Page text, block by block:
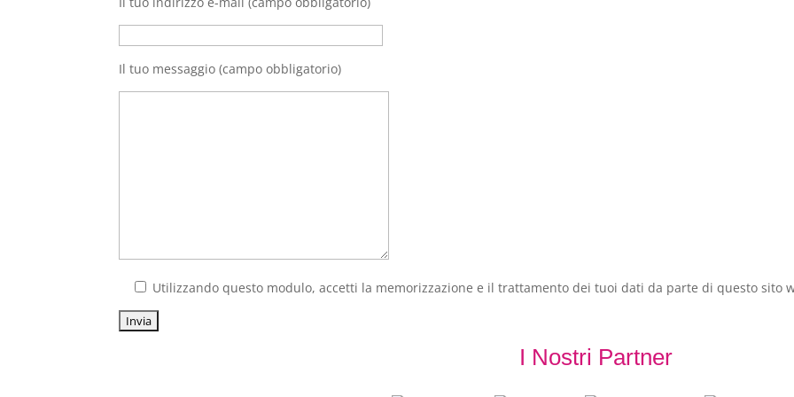
Il tuo messaggio (campo obbligatorio)
Utilizzando questo modulo, accetti la memorizzazione e il trattamento dei tuoi dati da parte di questo sito
I Nostri Partner